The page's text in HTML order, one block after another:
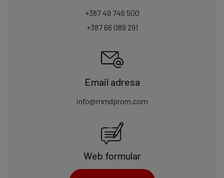
+387 49 746 500
+387 66 089 291
Email adresa
info@mmdprom.com
Web formular